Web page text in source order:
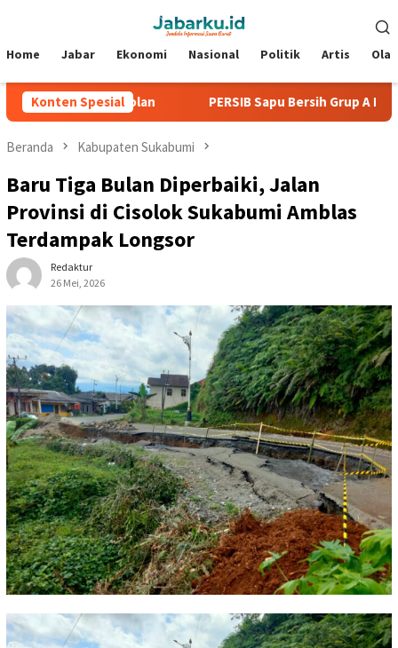
Mobile
Home Jabar Ekonomi Nasional Politik Artis
Konten Spesial
Kebobolan PERSIB Sapu Bersih Grup A Piala
Beranda Kabupaten Sukabumi
Baru Tiga Bulan Diperbaiki, Jalan
Provinsi di Cisolok Sukabumi Amblas
Terdampak Longsor
Redaktur
26 Mei, 2026